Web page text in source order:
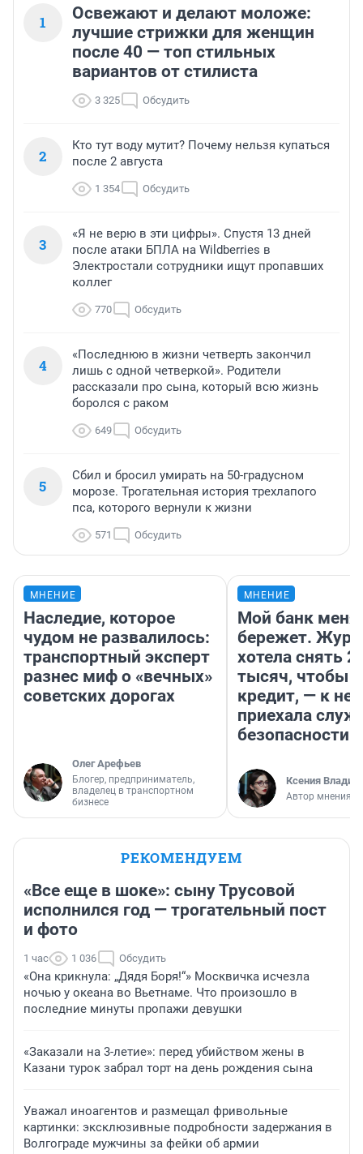
1
Освежают и делают моложе:
лучшие стрижки для женщин
после 40 — топ стильных
вариантов от стилиста
3 325 Обсудить
2
Кто тут воду мутит? Почему нельзя купаться
после 2 августа
1 354 Обсудить
3
«Я не верю в эти цифры». Спустя 13 дней
после атаки БПЛА на Wildberries в
Электростали сотрудники ищут пропавших
коллег
770 Обсудить
4
«Последнюю в жизни четверть закончил
лишь с одной четверкой». Родители
рассказали про сына, который всю жизнь
боролся с раком
649 Обсудить
5
Сбил и бросил умирать на 50-градусном
морозе. Трогательная история трехлапого
пса, которого вернули к жизни
571 Обсудить
МНЕНИЕ
Наследие, которое
чудом не развалилось:
транспортный эксперт
разнес миф о «вечных»
советских дорогах
Олег Арефьев
Блогер, предприниматель,
владелец в транспортном
бизнесе
МНЕНИЕ
Мой банк меня
бережет.
хотела снять
тысяч, чтобы
кредит, — к
приехала
безопасности
Ксения
Автор мнения
РЕКОМЕНДУЕМ
«Все еще в шоке»: сыну Трусовой
исполнился год — трогательный пост
и фото
1 час 1 036 Обсудить
«Она крикнула: „Дядя Боря!“» Москвичка исчезла
ночью у океана во Вьетнаме. Что произошло в
последние минуты пропажи девушки
«Заказали на 3-летие»: перед убийством жены в
Казани турок забрал торт на день рождения сына
Уважал иноагентов и размещал фривольные
картинки: эксклюзивные подробности задержания в
Волгограде мужчины за фейки об армии